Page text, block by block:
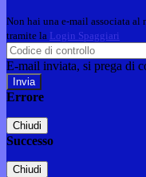
Non hai una e-mail associata al
tramite la Login Spaggiari
E-mail inviata, si prega di
Errore
Chiudi
Successo
Chiudi